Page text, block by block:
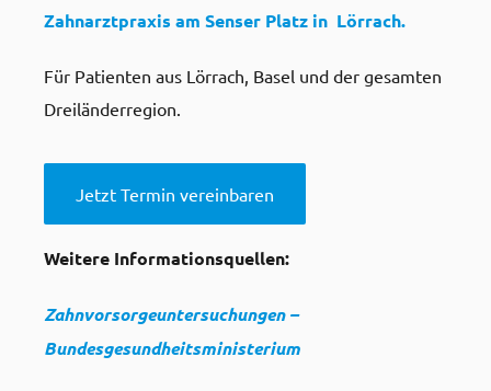
Zahnarztpraxis am Senser Platz in Lörrach.
Für Patienten aus Lörrach, Basel und der gesamten
Dreiländerregion.
Jetzt Termin vereinbaren
Weitere Informationsquellen:
Zahnvorsorgeuntersuchungen –
Bundesgesundheitsministerium